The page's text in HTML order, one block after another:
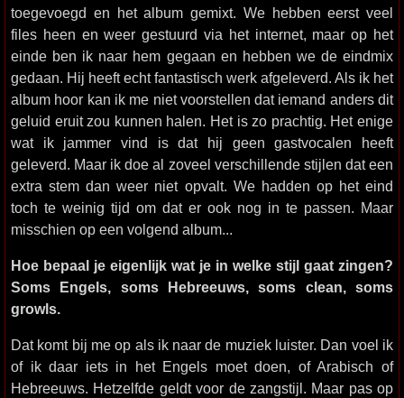
toegevoegd en het album gemixt. We hebben eerst veel
files heen en weer gestuurd via het internet, maar op het
einde ben ik naar hem gegaan en hebben we de eindmix
gedaan. Hij heeft echt fantastisch werk afgeleverd. Als ik het
album hoor kan ik me niet voorstellen dat iemand anders dit
geluid eruit zou kunnen halen. Het is zo prachtig. Het enige
wat ik jammer vind is dat hij geen gastvocalen heeft
geleverd. Maar ik doe al zoveel verschillende stijlen dat een
extra stem dan weer niet opvalt. We hadden op het eind
toch te weinig tijd om dat er ook nog in te passen. Maar
misschien op een volgend album...
Hoe bepaal je eigenlijk wat je in welke stijl gaat zingen?
Soms Engels, soms Hebreeuws, soms clean, soms
growls.
Dat komt bij me op als ik naar de muziek luister. Dan voel ik
of ik daar iets in het Engels moet doen, of Arabisch of
Hebreeuws. Hetzelfde geldt voor de zangstijl. Maar pas op